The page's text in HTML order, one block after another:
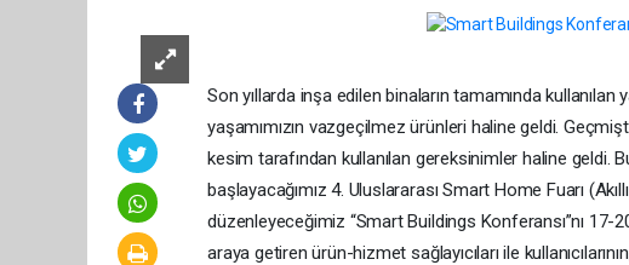
Son yıllarda inşa edilen binaların tamamında
yaşamımızın vazgeçilmez ürünleri haline geldi.
kesim tarafından kullanılan gereksinimler haline geldi.
başlayacağımız 4. Uluslararası Smart Home Fuarı
düzenleyeceğimiz “Smart Buildings Konferansı”nı
araya getiren ürün-hizmet sağlayıcıları ile